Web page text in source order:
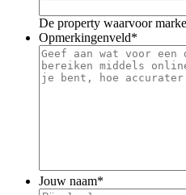
De property waarvoor
Opmerkingenveld*
Jouw naam*